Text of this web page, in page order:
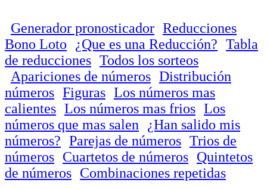
Generador pronosticador Reducciones
Bono Loto
¿Que es una Reducción? Tabla
de reducciones Todos los sorteos
Apariciones de números Distribución
números Figuras Los números mas
calientes Los números mas frios Los
números que mas salen
¿Han salido mis
números? Parejas de números Trios de
números Cuartetos de números Quintetos
de números Combinaciones repetidas